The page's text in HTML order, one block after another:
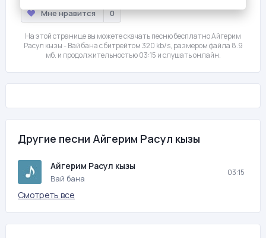
Мне нравится 0
На этой странице вы можете скачать песню бесплатно Айгерим
Расул кызы - Вай бана с битрейтом 320 kb/s, размером файла 8.9
мб. и продолжительностью 03:15 и слушать онлайн.
Другие песни Айгерим Расул кызы
Айгерим Расул кызы
Вай бана
03:15
Смотреть все